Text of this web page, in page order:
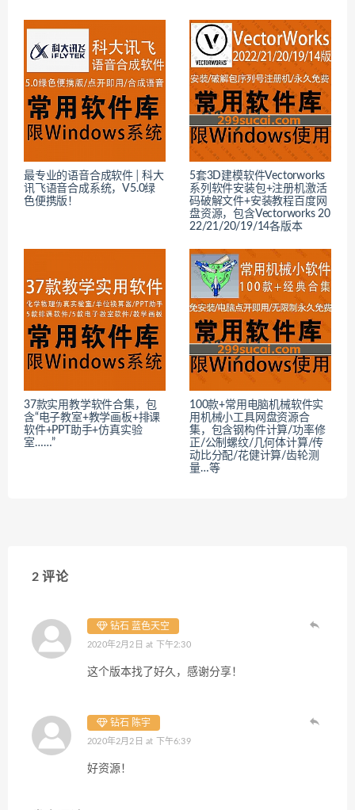
最专业的语音合成软件│科大
讯飞语音合成系统，V5.0绿
色便携版！
5套3D建模软件Vectorworks
系列软件安装包+注册机激活
码破解文件+安装教程百度网
盘资源，包含Vectorworks 20
22/21/20/19/14各版本
37款实用教学软件合集，包
含“电子教室+教学画板+排课
软件+PPT助手+仿真实验
室……”
100款+常用电脑机械软件实
用机械小工具网盘资源合
集，包含钢构件计算/功率修
正/公制螺纹/几何体计算/传
动比分配/花健计算/齿轮测
量…等
2 评论
钻石 蓝色天空
2020年2月2日 at 下午2:30
这个版本找了好久，感谢分享！
钻石 陈宇
2020年2月2日 at 下午6:39
好资源！